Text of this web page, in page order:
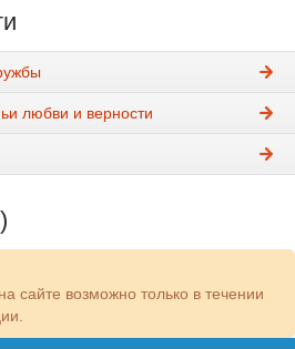
любви и верности
сайте возможно только в течении